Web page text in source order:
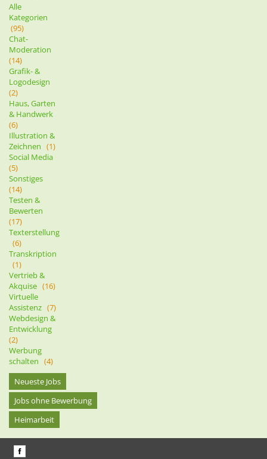
Alle
Kategorien
(95)
Chat-
Moderation
(14)
Grafik- &
Logodesign
(2)
Haus, Garten
& Handwerk
(6)
Illustration &
Zeichnen (1)
Social Media
(5)
Sonstiges
(14)
Testen &
Bewerten
(17)
Texterstellung
(6)
Transkription
(1)
Vertrieb &
Akquise (16)
Virtuelle
Assistenz (7)
Webdesign &
Entwicklung
(2)
Werbung
schalten (4)
Neueste Jobs
Jobs ohne Bewerbung
Heimarbeit